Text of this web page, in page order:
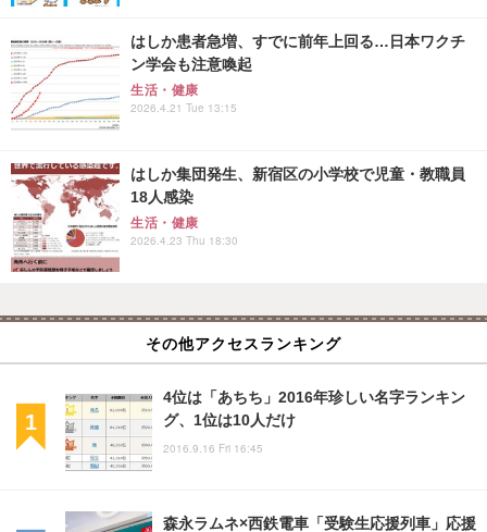
はしか患者急増、すでに前年上回る…日本ワクチ
ン学会も注意喚起
生活・健康
2026.4.21 Tue 13:15
はしか集団発生、新宿区の小学校で児童・教職員
18人感染
生活・健康
2026.4.23 Thu 18:30
その他アクセスランキング
4位は「あちち」2016年珍しい名字ランキン
グ、1位は10人だけ
2016.9.16 Fri 16:45
森永ラムネ×西鉄電車「受験生応援列車」応援